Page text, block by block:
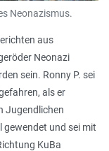
Neonazismus.
aus
Neonazi
sein. Ronny P. sei
als er
Jugendlichen
und sei mit
KuBa